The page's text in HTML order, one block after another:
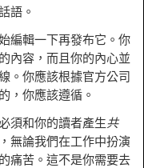
語。
編輯一下再發布它。你
內容，而且你的內心並
。你應該根據官方公司
，你應該遵循。
須和你的讀者產生共
無論我們在工作中扮演
痛苦。這不是你需要去